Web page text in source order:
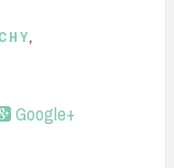
,
Google+